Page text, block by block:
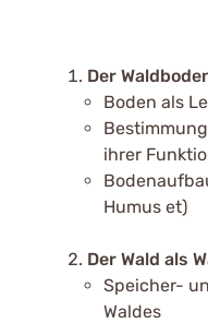
Der
Boden als
ihrer
Humus et)
Der Wald als
Speicher-
Waldes